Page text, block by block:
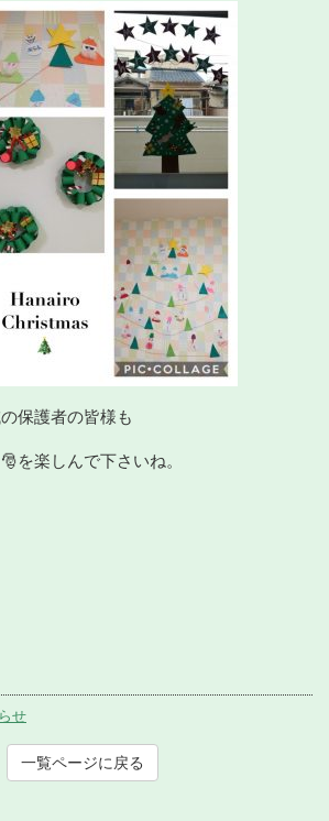
保護者の皆様も
を楽しんで下さいね。
せ
一覧ページに戻る